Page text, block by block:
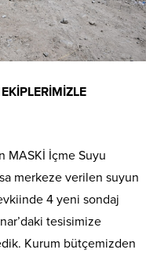
MASKİ İçme Suyu
merkeze verilen suyun
4 yeni sondaj
tesisimize
Kurum bütçemizden